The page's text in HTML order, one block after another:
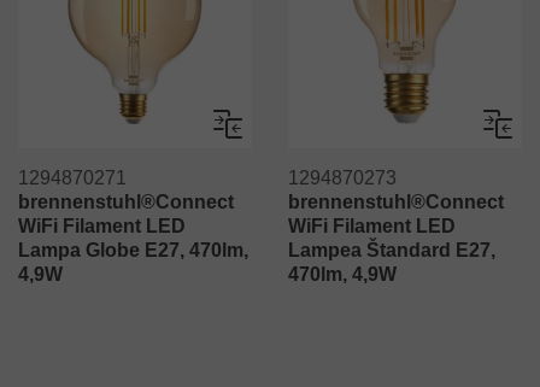
Porovnaj
1294870271
brennenstuhl®Connect
WiFi Filament LED
Lampa Globe E27, 470lm,
4,9W
1294870273
brennenstuhl®Connect
WiFi Filament LED
Lampea Štandard E27,
470lm, 4,9W